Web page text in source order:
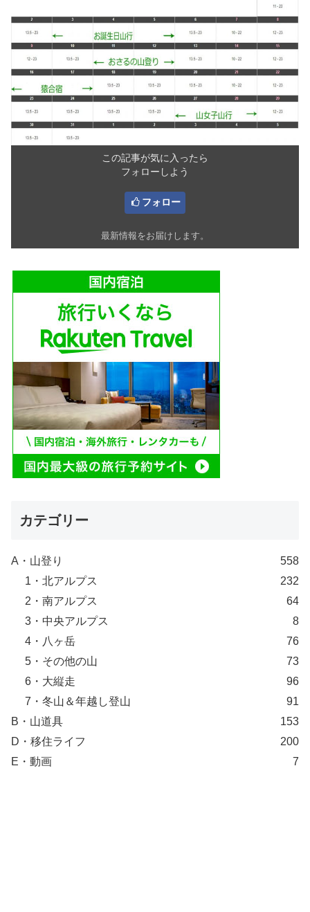
この記事が気に入ったら
フォローしよう
フォロー
最新情報をお届けします。
カテゴリー
A・山登り
558
1・北アルプス
232
2・南アルプス
64
3・中央アルプス
8
4・八ヶ岳
76
5・その他の山
73
6・大縦走
96
7・冬山＆年越し登山
91
B・山道具
153
D・移住ライフ
200
E・動画
7